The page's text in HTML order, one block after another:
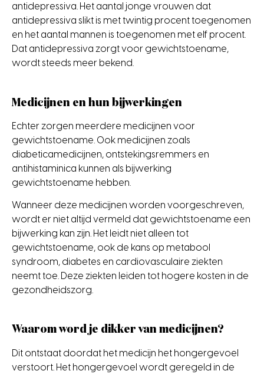
antidepressiva. Het aantal jonge vrouwen dat
antidepressiva slikt is met twintig procent toegenomen
en het aantal mannen is toegenomen met elf procent.
Dat antidepressiva zorgt voor gewichtstoename,
wordt steeds meer bekend.
Medicijnen en hun bijwerkingen
Echter zorgen meerdere medicijnen voor
gewichtstoename. Ook medicijnen zoals
diabeticamedicijnen, ontstekingsremmers en
antihistaminica kunnen als bijwerking
gewichtstoename hebben.
Wanneer deze medicijnen worden voorgeschreven,
wordt er niet altijd vermeld dat gewichtstoename een
bijwerking kan zijn. Het leidt niet alleen tot
gewichtstoename, ook de kans op metabool
syndroom, diabetes en cardiovasculaire ziekten
neemt toe. Deze ziekten leiden tot hogere kosten in de
gezondheidszorg.
Waarom word je dikker van medicijnen?
Dit ontstaat doordat het medicijn het hongergevoel
verstoort. Het hongergevoel wordt geregeld in de